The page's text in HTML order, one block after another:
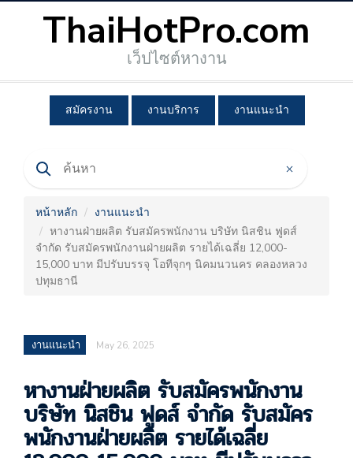
ThaiHotPro.com
เว็ปไซต์หางาน
สมัครงาน งานบริการ งานแนะนำ
หน้าหลัก
งานแนะนำ
หางานฝ่ายผลิต รับสมัครพนักงาน บริษัท นิสชิน ฟูดส์
จำกัด รับสมัครพนักงานฝ่ายผลิต รายได้เฉลี่ย 12,000-
15,000 บาท มีปรับบรรจุ โอทีจุกๆ นิคมนวนคร คลองหลวง
ปทุมธานี
งานแนะนำ May 26, 2025
หางานฝ่ายผลิต รับสมัครพนักงาน
บริษัท นิสชิน ฟูดส์ จำกัด รับสมัคร
พนักงานฝ่ายผลิต รายได้เฉลี่ย